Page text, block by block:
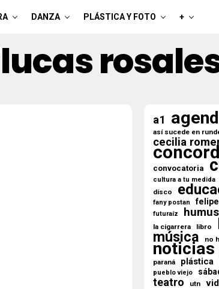
DANZA PLÁSTICA Y FOTO +
a1
así sucede en
cecilia
convocatoria
cultura a tu medida
disco
fany postan
futuraíz humus
la cigarrera
libro
música no
noticias
paraná plástica
pueblo viejo
teatro utn